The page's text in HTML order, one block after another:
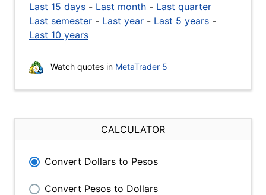
Last 15 days - Last month - Last quarter
Last semester - Last year - Last 5 years -
Last 10 years
Watch quotes in MetaTrader 5
CALCULATOR
Convert Dollars to Pesos
Convert Pesos to Dollars